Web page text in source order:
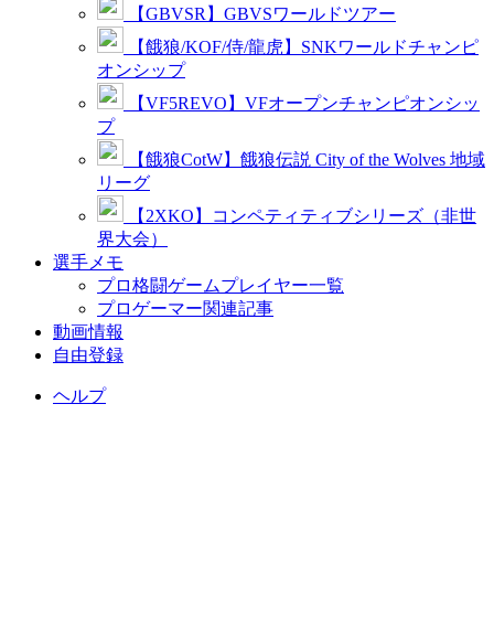
【GBVSR】GBVSワールドツアー
【餓狼/KOF/侍/龍虎】SNKワールドチャンピ
オンシップ
【VF5REVO】VFオープンチャンピオンシッ
プ
【餓狼CotW】餓狼伝説 City of the Wolves 地域
リーグ
【2XKO】コンペティティブシリーズ（非世
界大会）
選手メモ
プロ格闘ゲームプレイヤー一覧
プロゲーマー関連記事
動画情報
自由登録
ヘルプ